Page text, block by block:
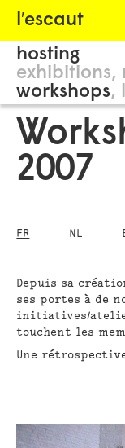
l′escaut
HOSTING
PHILOSOPHY
INFORMATION
hosting
exhibitions
workshops
2007
FR NL
Depuis sa
ses portes à de
initiatives/
touchent les
Une